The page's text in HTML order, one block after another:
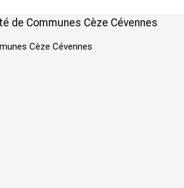
de Communes Cèze Cévennes
Cèze Cévennes